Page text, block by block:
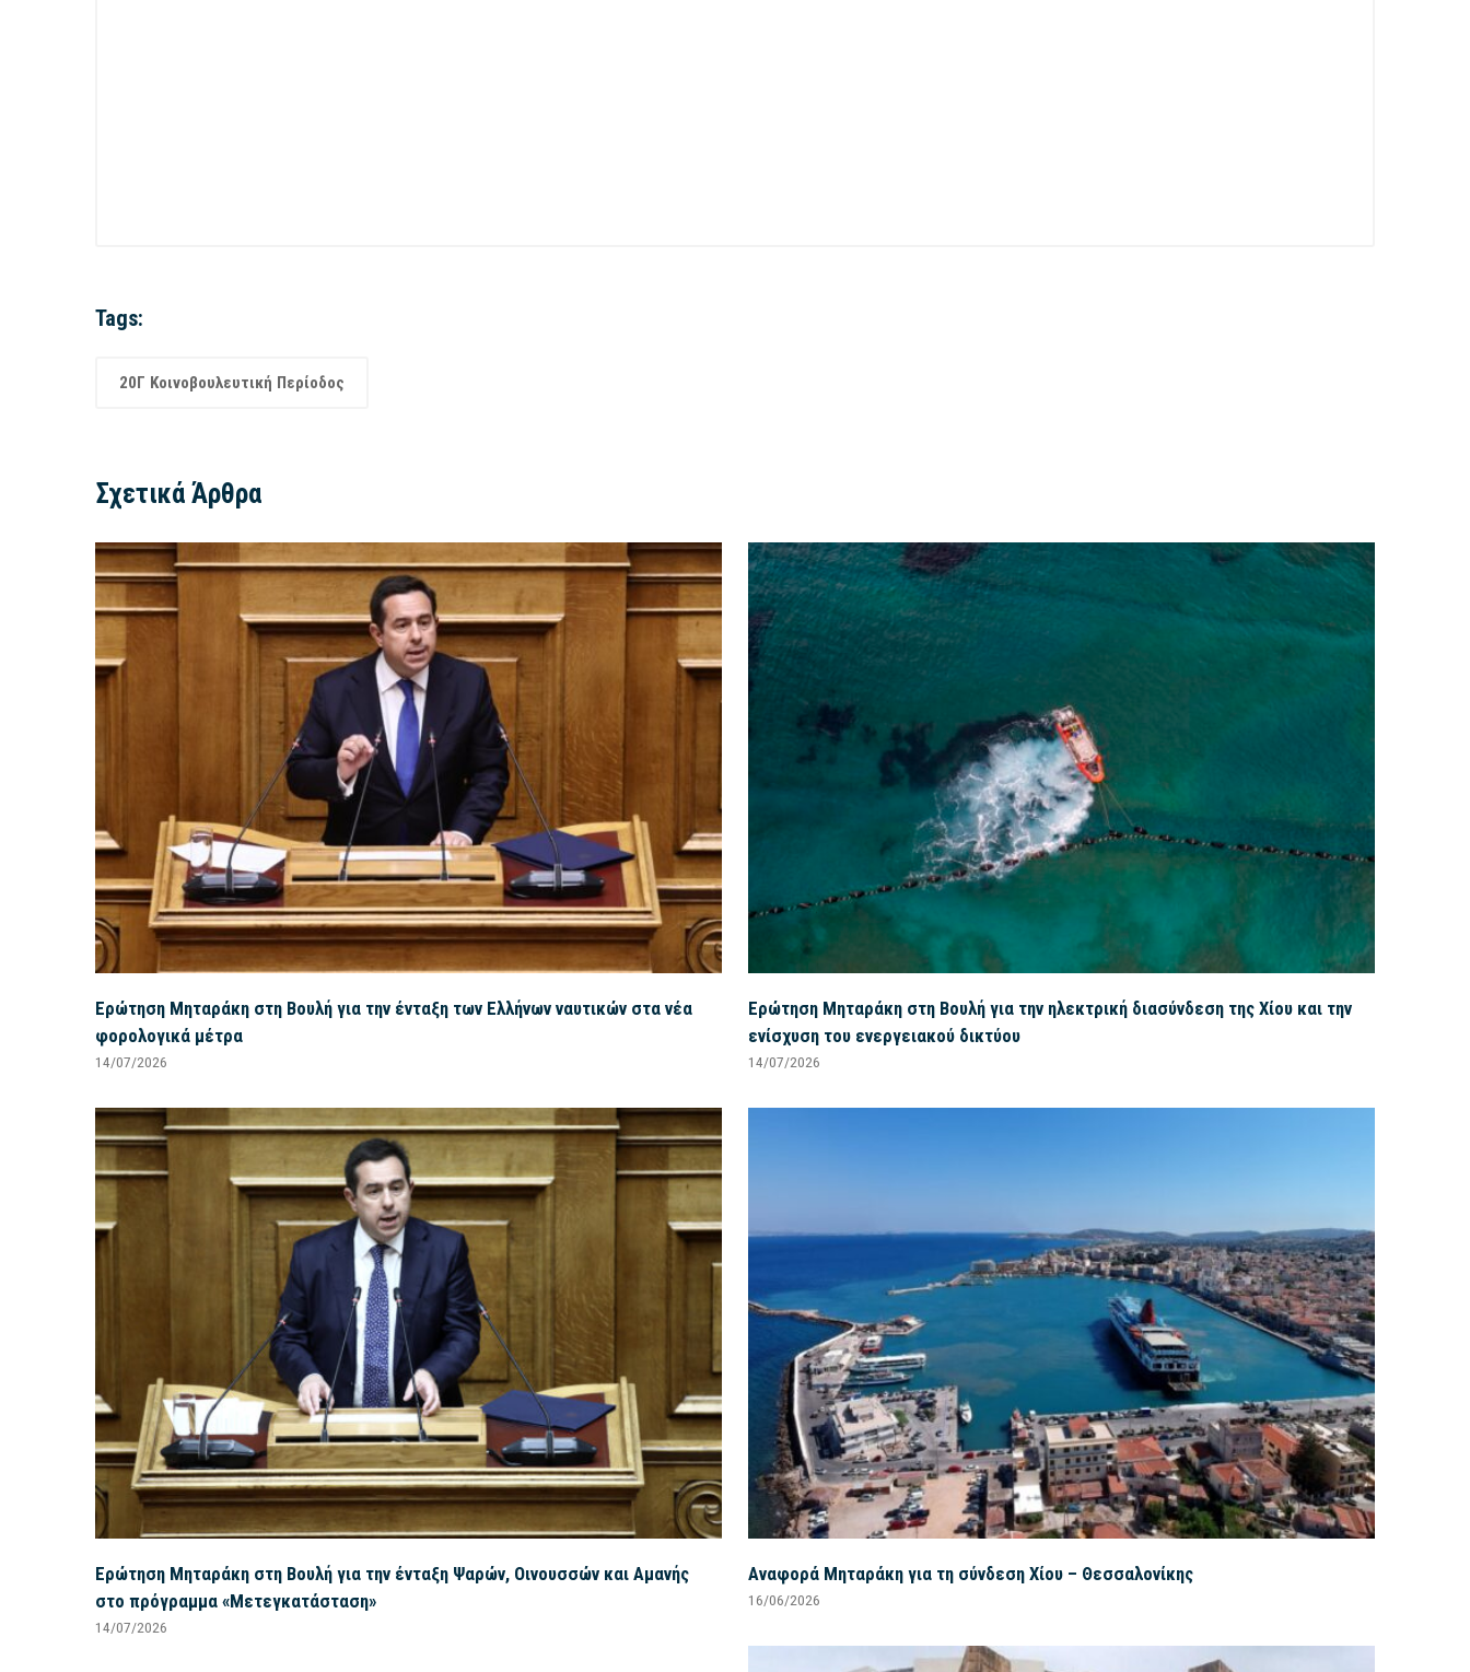
Tags:
20Γ Κοινοβουλευτική Περίοδος
Σχετικά Άρθρα
Ερώτηση Μηταράκη στη Βουλή για την ένταξη των Ελλήνων ναυτικών στα νέα
φορολογικά μέτρα
14/07/2026
Ερώτηση Μηταράκη στη Βουλή για την ηλεκτρική διασύνδεση της Χίου και την
ενίσχυση του ενεργειακού δικτύου
14/07/2026
Ερώτηση Μηταράκη στη Βουλή για την ένταξη Ψαρών, Οινουσσών και Αμανής
στο πρόγραμμα «Μετεγκατάσταση»
14/07/2026
Αναφορά Μηταράκη για τη σύνδεση Χίου – Θεσσαλονίκης
16/06/2026